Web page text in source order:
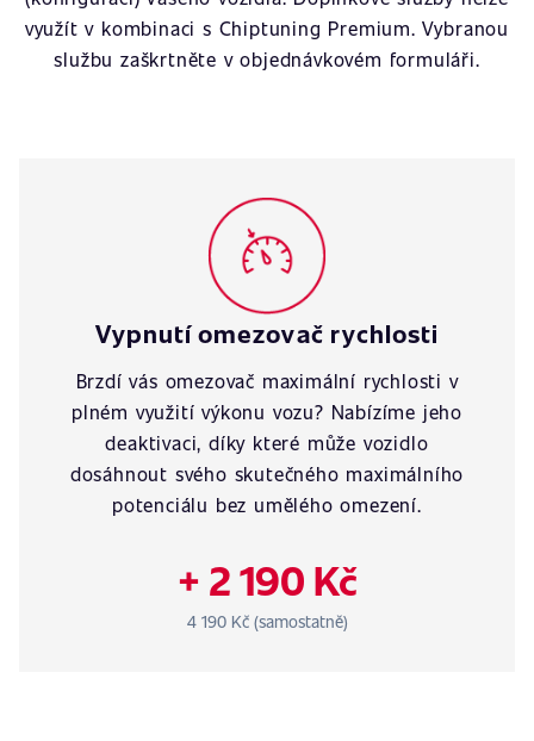
využít v kombinaci s Chiptuning Premium. Vybranou
službu zaškrtněte v objednávkovém formuláři.
Vypnutí omezovač rychlosti
Brzdí vás omezovač maximální rychlosti v
plném využití výkonu vozu? Nabízíme jeho
deaktivaci, díky které může vozidlo
dosáhnout svého skutečného maximálního
potenciálu bez umělého omezení.
+ 2 190 Kč
4 190 Kč (samostatně)